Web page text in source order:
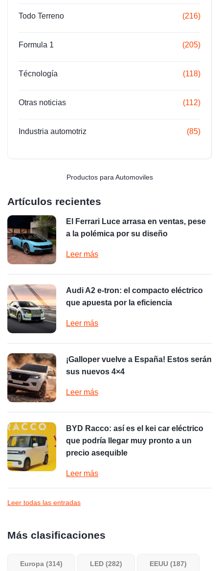
Todo Terreno (216)
Formula 1 (205)
Técnología (118)
Otras noticias (112)
Industria automotriz (85)
Productos para Automoviles
Artículos recientes
El Ferrari Luce arrasa en ventas, pese
a la polémica por su diseño
Leer más
Audi A2 e-tron: el compacto eléctrico
que apuesta por la eficiencia
Leer más
¡Galloper vuelve a España! Estos serán
sus nuevos 4×4
Leer más
BYD Racco: así es el kei car eléctrico
que podría llegar muy pronto a un
precio asequible
Leer más
Leer todas las entradas
Más clasificaciones
Europa (314) LED (282) EEUU (187)